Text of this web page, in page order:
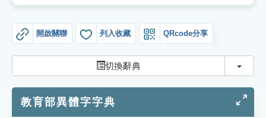
貓頭鷹博士
開啟關聯 列入收藏 QRcode分享
切換辭典 切換
教育部異體字字典